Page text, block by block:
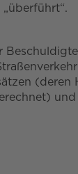
(deren